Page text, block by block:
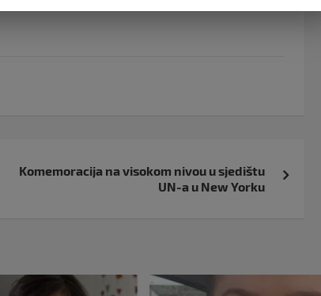
Komemoracija na visokom nivou u sjedištu
UN-a u New Yorku